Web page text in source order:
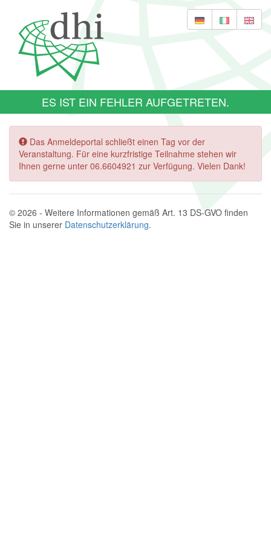
ES IST EIN FEHLER AUFGETRETEN.
Das Anmeldeportal schließt einen Tag vor der
Veranstaltung. Für eine kurzfristige Teilnahme stehen wir
Ihnen gerne unter 06.6604921 zur Verfügung. Vielen Dank!
© 2026 - Weitere Informationen gemäß Art. 13 DS-GVO finden
Sie in unserer Datenschutzerklärung.